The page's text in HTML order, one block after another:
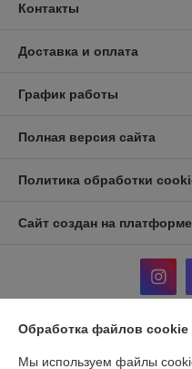
Контакты
Доставка и оплата
График работы
Полная версия сайта
Политика обработки
Сайт создан на
Обработка файлов cookie
Мы используем файлы